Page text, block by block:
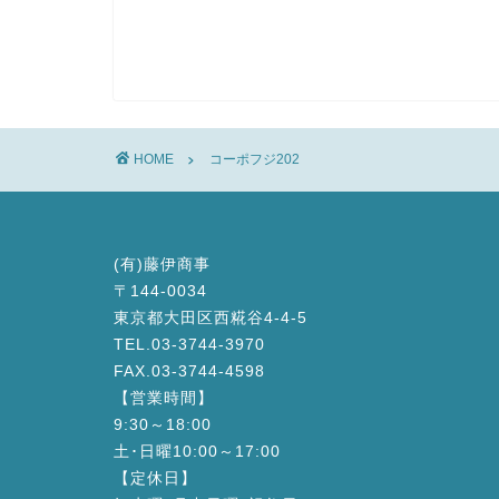
HOME コーポフジ202
(有)藤伊商事
〒144-0034
東京都大田区西糀谷4-4-5
TEL.03-3744-3970
FAX.03-3744-4598
【営業時間】
9:30～18:00
土･日曜10:00～17:00
【定休日】